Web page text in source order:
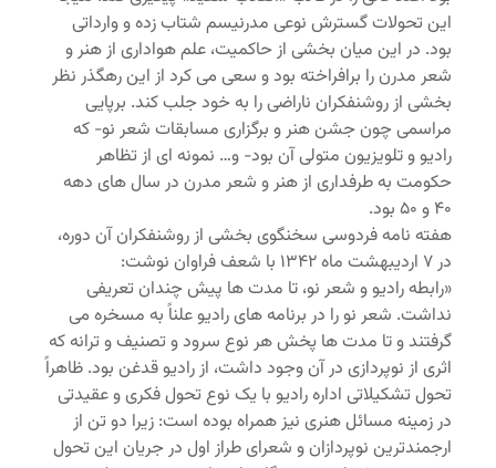
این تحولات گسترش نوعی مدرنیسم شتاب زده و وارداتی
بود. در این میان بخشی از حاکمیت، علم هواداری از هنر و
شعر مدرن را برافراخته بود و سعی می کرد از این رهگذر نظر
بخشی از روشنفکران ناراضی را به خود جلب کند. برپایی
مراسمی چون جشن هنر و برگزاری مسابقات شعر نو- که
رادیو و تلویزیون متولی آن بود- و… نمونه ای از تظاهر
حکومت به طرفداری از هنر و شعر مدرن در سال های دهه
۴۰ و ۵۰ بود.
هفته نامه فردوسی سخنگوی بخشی از روشنفکران آن دوره،
در ۷ اردیبهشت ماه ۱۳۴۲ با شعف فراوان نوشت:
«رابطه رادیو و شعر نو، تا مدت ها پیش چندان تعریفی
نداشت. شعر نو را در برنامه های رادیو علناً به مسخره می
گرفتند و تا مدت ها پخش هر نوع سرود و تصنیف و ترانه که
اثری از نوپردازی در آن وجود داشت، از رادیو قدغن بود. ظاهراً
تحول تشکیلاتی اداره رادیو با یک نوع تحول فکری و عقیدتی
در زمینه مسائل هنری نیز همراه بوده است: زیرا دو تن از
ارجمندترین نوپردازان و شعرای طراز اول در جریان این تحول